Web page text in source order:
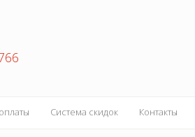
Система скидок Контакты